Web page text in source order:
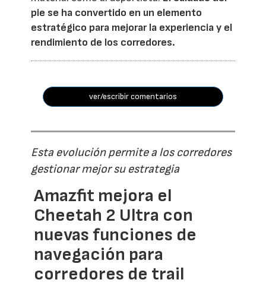
pie se ha convertido en un elemento
estratégico para mejorar la experiencia y el
rendimiento de los corredores.
ver/escribir comentarios
Esta evolución permite a los corredores
gestionar mejor su estrategia
Amazfit mejora el
Cheetah 2 Ultra con
nuevas funciones de
navegación para
corredores de trail